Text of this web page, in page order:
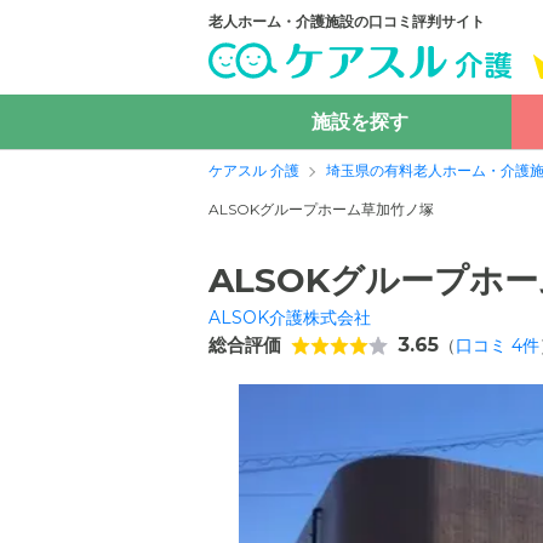
老人ホーム・介護施設の口コミ評判サイト
施設を探す
ケアスル 介護 埼玉県の有料老人ホーム・介護
ALSOKグループホーム草加竹ノ塚
ALSOKグループホ
ALSOK介護株式会社
総合評価 3.65 （口コミ 4件